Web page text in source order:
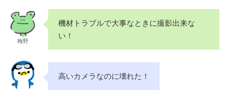
梅野
機材トラブルで大事なときに撮影出来な
い！
高いカメラなのに壊れた！